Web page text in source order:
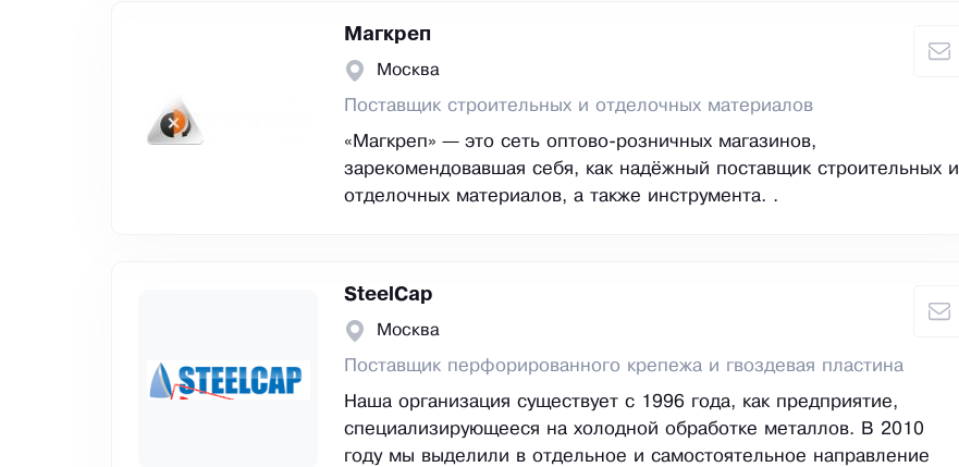
Магкреп
Москва
Поставщик строительных и отделочных материалов
«Магкреп» — это сеть оптово-розничных магазинов,
зарекомендовавшая себя, как надёжный поставщик строительных и
отделочных материалов, а также инструмента. .
SteelCap
Москва
Поставщик перфорированного крепежа и гвоздевая пластина
Наша организация существует с 1996 года, как предприятие,
специализирующееся на холодной обработке металлов. В 2010
году мы выделили в отдельное и самостоятельное направление